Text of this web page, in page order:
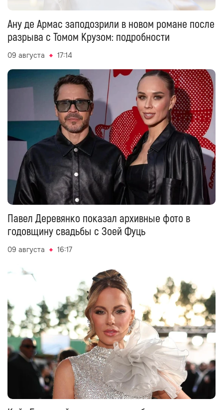
Ану де Армас заподозрили в новом романе после
разрыва с Томом Крузом: подробности
09 августа 17:14
Павел Деревянко показал архивные фото в
годовщину свадьбы с Зоей Фуць
09 августа 16:17